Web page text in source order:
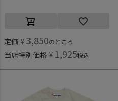
定価 ¥ 3,850のところ
当店特別価格 ¥ 1,925税込